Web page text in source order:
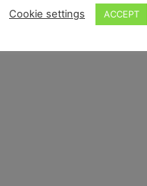
Cookie settings ACCEPT